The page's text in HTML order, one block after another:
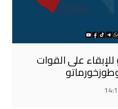
للإبقاء على القوات